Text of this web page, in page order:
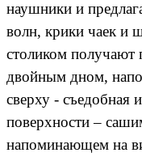
наушники и
волн, крики чаек и
столиком получают
двойным дном,
сверху - съедобная
поверхности –
напоминающем на